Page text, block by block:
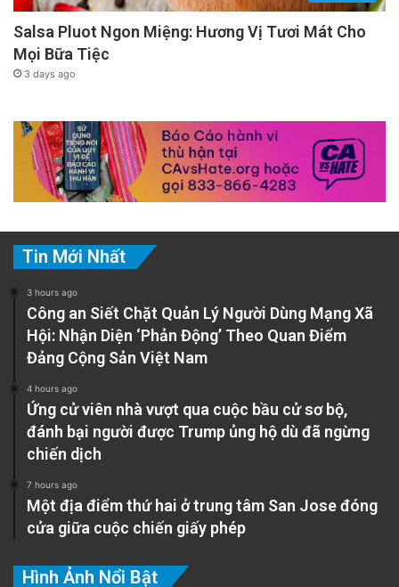
Salsa Pluot Ngon Miệng: Hương Vị Tươi Mát Cho
Mọi Bữa Tiệc
3 days ago
Tin Mới Nhất
3 hours ago
Công an Siết Chặt Quản Lý Người Dùng Mạng Xã
Hội: Nhận Diện ‘Phản Động’ Theo Quan Điểm
Đảng Cộng Sản Việt Nam
4 hours ago
Ứng cử viên nhà vượt qua cuộc bầu cử sơ bộ,
đánh bại người được Trump ủng hộ dù đã ngừng
chiến dịch
7 hours ago
Một địa điểm thứ hai ở trung tâm San Jose đóng
cửa giữa cuộc chiến giấy phép
Hình Ảnh Nổi Bật